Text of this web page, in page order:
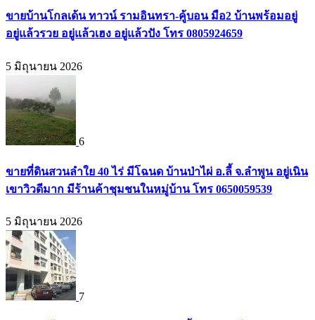
ขายบ้านโกลเด้น ทาวน์ รามอินทรา-คู้บอน มือ2 บ้านพร้อมอยู่
อยู่แล้วรวย อยู่แล้วเฮง อยู่แล้วปัง โทร 0805924659
5 มิถุนายน 2026
6
ขายที่ดินสวนลำใย 40 ไร่ มีโฉนด บ้านป่าไผ่ อ.ลี้ จ.ลำพูน อยู่เนิน
เขาวิวดีมาก มีร้านค้าชุมชนในหมู่บ้าน โทร 0650059539
5 มิถุนายน 2026
7